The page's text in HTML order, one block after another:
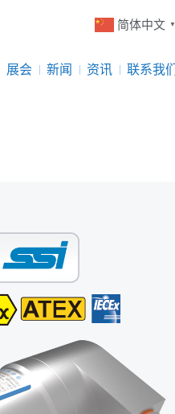
简体中文 ▼
展会 新闻 资讯 联系我们